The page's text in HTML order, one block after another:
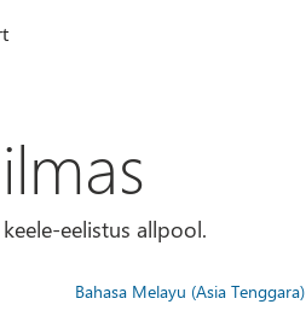
eelistus allpool.
Bahasa Melayu (Asia Tenggara)